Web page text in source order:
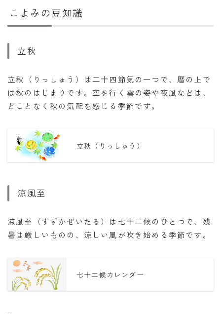
こよみの豆知識
立秋
立秋（りっしゅう）は二十四節気の一つで、暦の上で
は秋のはじまりです。空を行く雲の姿や夜風などは、
どことなく秋の気配を感じる季節です。
立秋（りっしゅう）
涼風至
涼風至（すずかぜいたる）は七十二候のひとつで、残
暑は厳しいものの、涼しい風が吹き始める季節です。
七十二候カレンダー